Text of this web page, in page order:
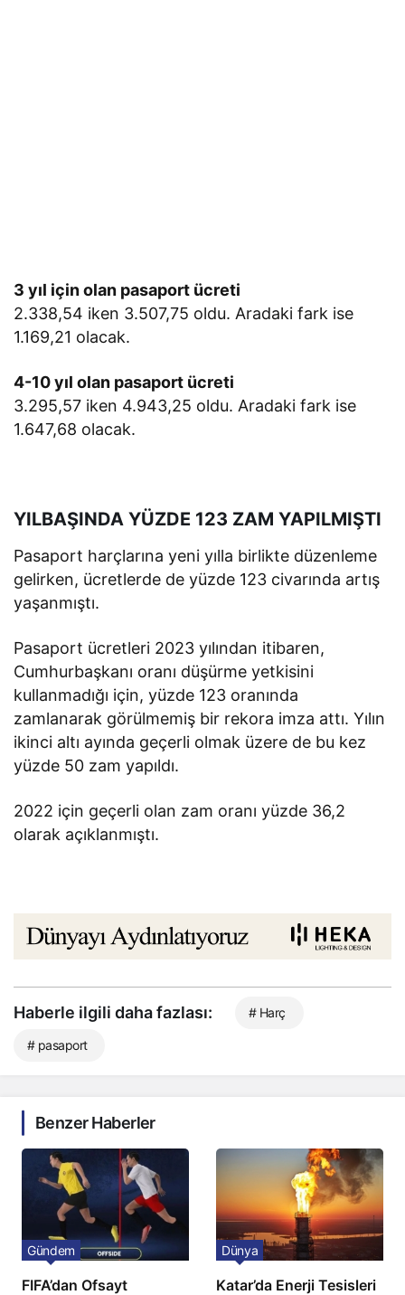
3 yıl için olan pasaport ücreti
2.338,54 iken 3.507,75 oldu. Aradaki fark ise
1.169,21 olacak.
4-10 yıl olan pasaport ücreti
3.295,57 iken 4.943,25 oldu. Aradaki fark ise
1.647,68 olacak.
YILBAŞINDA YÜZDE 123 ZAM YAPILMIŞTI
Pasaport harçlarına yeni yılla birlikte düzenleme
gelirken, ücretlerde de yüzde 123 civarında artış
yaşanmıştı.
Pasaport ücretleri 2023 yılından itibaren,
Cumhurbaşkanı oranı düşürme yetkisini
kullanmadığı için, yüzde 123 oranında
zamlanarak görülmemiş bir rekora imza attı. Yılın
ikinci altı ayında geçerli olmak üzere de bu kez
yüzde 50 zam yapıldı.
2022 için geçerli olan zam oranı yüzde 36,2
olarak açıklanmıştı.
Haberle ilgili daha fazlası: # Harç
# pasaport
Benzer Haberler
FIFA’dan Ofsayt
Gündem
Katar’da Enerji Tesisleri
Dünya